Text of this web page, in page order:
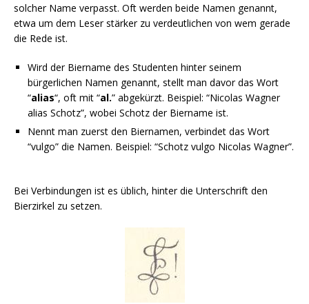
solcher Name verpasst. Oft werden beide Namen genannt,
etwa um dem Leser stärker zu verdeutlichen von wem gerade
die Rede ist.
Wird der Biername des Studenten hinter seinem
bürgerlichen Namen genannt, stellt man davor das Wort
“alias“, oft mit “al.” abgekürzt. Beispiel: “Nicolas Wagner
alias Schotz”, wobei Schotz der Biername ist.
Nennt man zuerst den Biernamen, verbindet das Wort
“vulgo” die Namen. Beispiel: “Schotz vulgo Nicolas Wagner”.
Bei Verbindungen ist es üblich, hinter die Unterschrift den
Bierzirkel zu setzen.